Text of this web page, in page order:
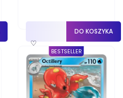
♡
DO KOSZYKA
BESTSELLER